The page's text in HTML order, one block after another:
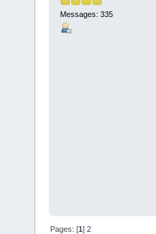
Messages: 335
Pages: [1]2